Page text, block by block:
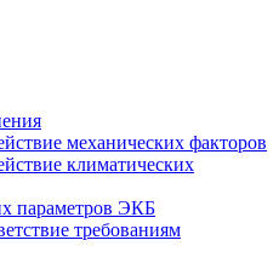
механических факторов
климатических
параметров ЭКБ
требованиям